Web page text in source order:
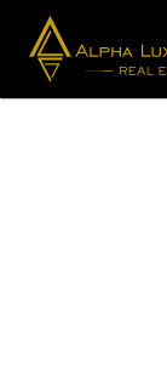
Zemljišta >
Kršan:
mora